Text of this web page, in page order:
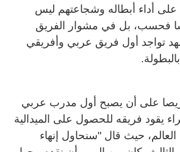
على أداء أبطاله وشجاعتهم ليس
فحسب، بل في مشوار الفريق
تواجد أول فريق عربي وأفريقي
على أن يصبح أول مدرب عربي
يقود فريقه للحصول على الميدالية
حيث قال "سنحاول إنهاء